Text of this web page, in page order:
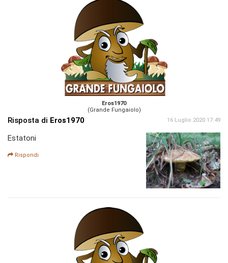
Eros1970
(Grande Fungaiolo)
Risposta di Eros1970 16 Luglio 2020 17:49
Estatoni
Rispondi